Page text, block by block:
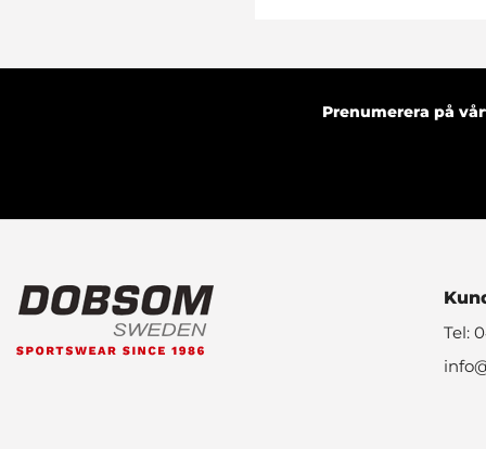
Prenumerera på
Tel: